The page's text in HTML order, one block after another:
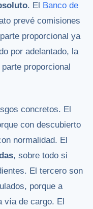
. El Banco de
prevé comisiones
proporcional ya
por adelantado, la
proporcional
concretos. El
con descubierto
normalidad. El
, sobre todo si
El tercero son
porque a
vía de cargo. El